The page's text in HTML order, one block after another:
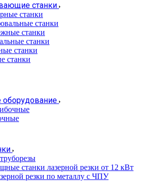
станки
станки
станки
станки
станки
станки
станки
оборудование
станки лазерной резки от 12 кВт
резки по металлу с ЧПУ